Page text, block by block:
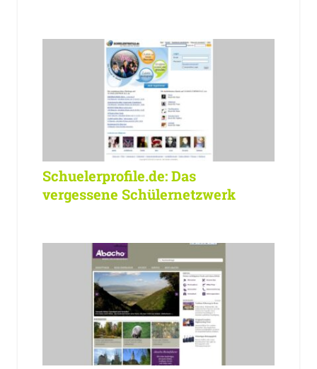
Schuelerprofile.de: Das
vergessene Schülernetzwerk